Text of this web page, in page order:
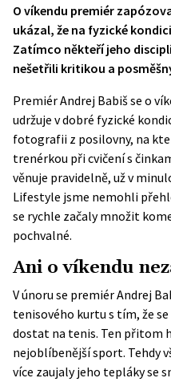
O víkendu premiér
ukázal, že na fyzické
Zatímco někteří jeho
nešetřili kritikou a
Premiér Andrej Babiš se o
udržuje v dobré fyzické
fotografii z posilovny, na
trenérkou při cvičení s
věnuje pravidelně, už v
Lifestyle jsme nemohli
se rychle začaly množit
pochvalné.
Ani o víkendu
V únoru se premiér Andrej
tenisového kurtu s tím, že
dostat na tenis. Ten přitom
nejoblíbenější sport. Tehdy
více zaujaly jeho tepláky se